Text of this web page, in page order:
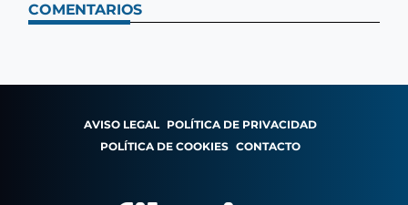
COMENTARIOS
AVISO LEGAL POLÍTICA DE PRIVACIDAD
POLÍTICA DE COOKIES CONTACTO